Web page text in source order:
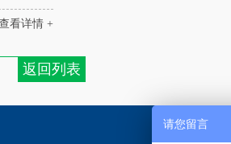
看详情 +
返回列表
请您留言